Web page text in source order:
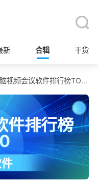
新 合辑 干货
视频会议软件排行榜TOP10
件排行榜